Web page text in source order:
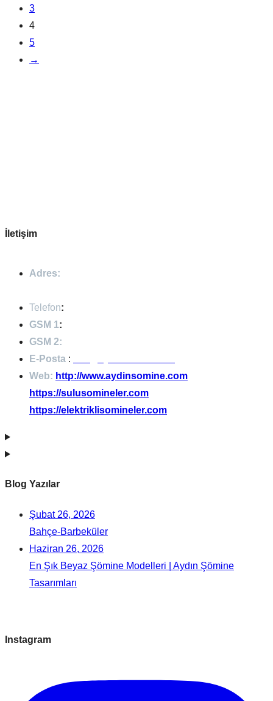
3
4
5
→
İletişim
Adres:
Telefon:
GSM 1:
GSM 2:
E-Posta :
Web: http://www.aydinsomine.com
https://sulusomineler.com
https://elektriklisomineler.com
Blog Yazılar
Şubat 26, 2026
Bahçe-Barbeküler
Haziran 26, 2026
En Şık Beyaz Şömine Modelleri | Aydın Şömine
Tasarımları
Instagram